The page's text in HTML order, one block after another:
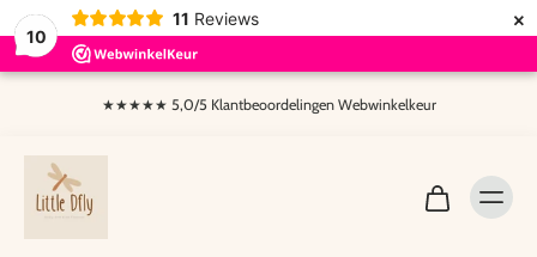
10
11 Reviews ×
to
★★★★★ 5,0/5 Klantbeoordelingen Webwinkelkeur